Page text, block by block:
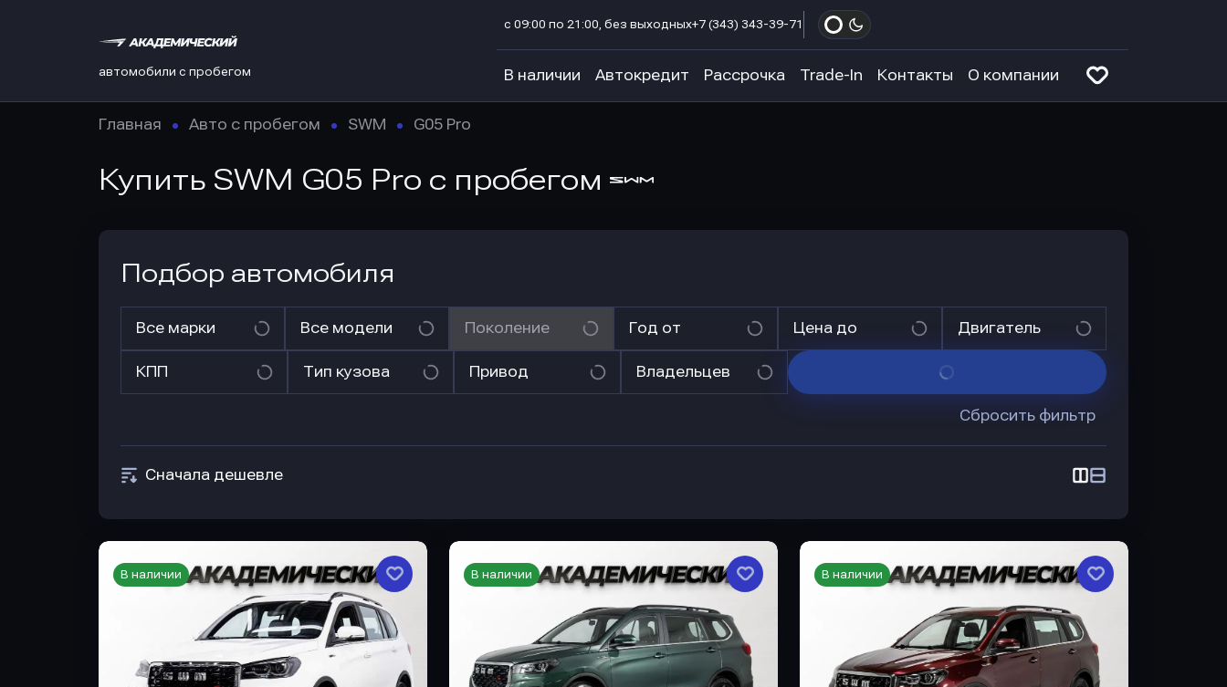
автомобили с пробегом
с 09:00 по 21:00, без выходных+7 (343) 343-39-71
В наличии Автокредит Рассрочка Trade-In Контакты О компании
Главная Авто с пробегом SWM G05 Pro
Купить SWM G05 Pro с пробегом
Подбор автомобиля
Все марки Все модели Поколение Год от Цена до Двигатель
КПП Тип кузова Привод Владельцев
Сбросить фильтр
Сначала дешевле
В наличии В наличии В наличии